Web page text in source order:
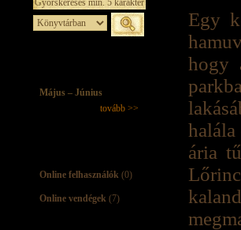
Május – Június
tovább >>
Online felhasználók (0)
Online vendégek (7)
Egy
hogy
ária